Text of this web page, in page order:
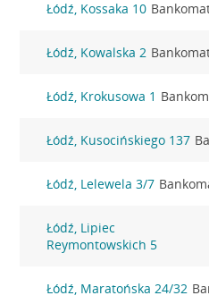
Łódź, Kossaka 10
Łódź, Kowalska 2
Łódź, Krokusowa 1
Łódź, Kusocińskiego 137
Łódź, Lelewela 3/7
Łódź, Lipiec
Reymontowskich 5
Łódź, Maratońska 24/32